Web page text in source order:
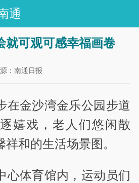
通
就可观可感幸福画卷
：南通日报
在金沙湾金乐公园步道
嬉戏，老人们悠闲散
和的生活场景图。
心体育馆内，运动员们